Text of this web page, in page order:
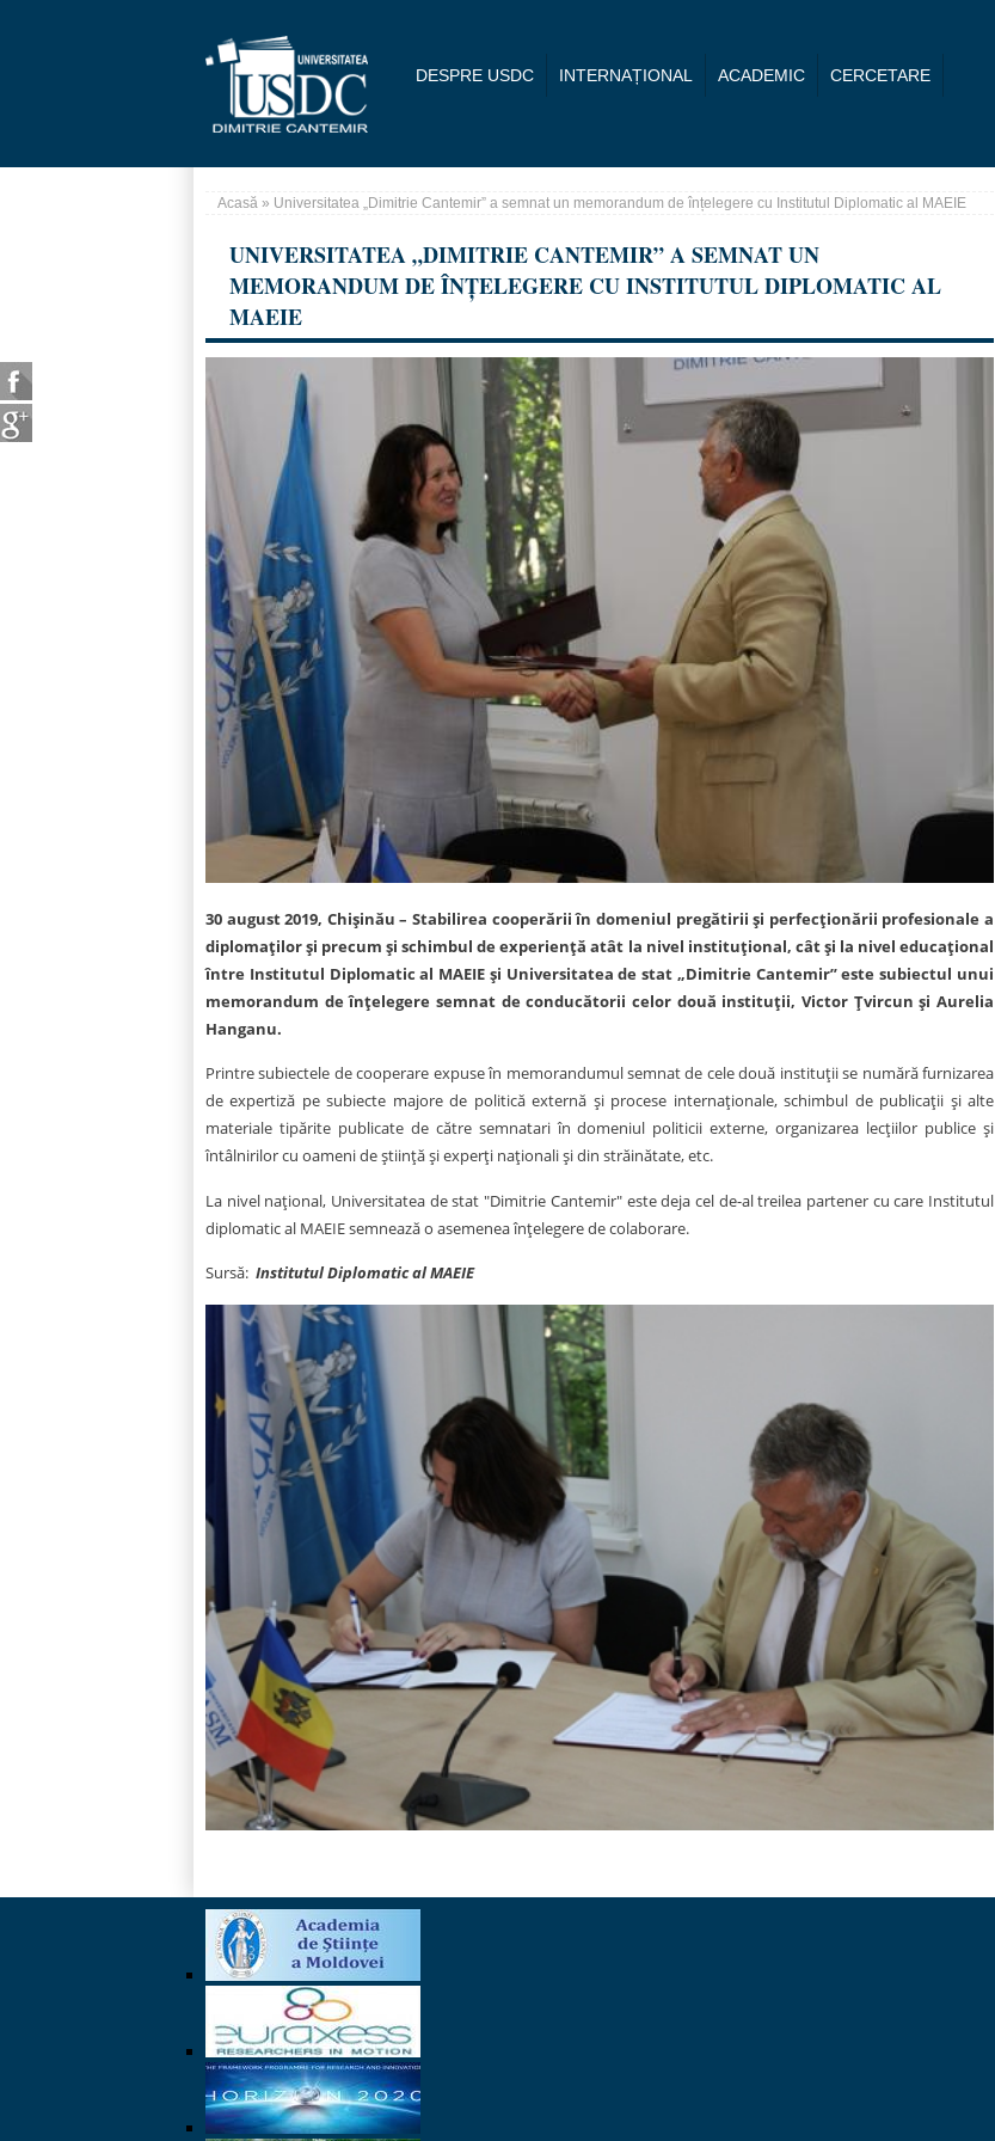
DESPRE USDC INTERNAȚIONAL ACADEMIC CERCETARE
Acasă » Universitatea „Dimitrie Cantemir” a semnat un memorandum de înțelegere cu Institutul Diplomatic al MAEIE
UNIVERSITATEA „DIMITRIE CANTEMIR” A SEMNAT UN
MEMORANDUM DE ÎNȚELEGERE CU INSTITUTUL DIPLOMATIC AL
MAEIE
30 august 2019, Chișinău–Stabilirea cooperării în domeniul pregătirii și perfecționării profesionale a
diplomaților și precum și schimbul de experiență atât la nivel instituțional, cât și la nivel educațional
între Institutul Diplomatic al MAEIE și Universitatea de stat „Dimitrie Cantemir” este subiectul unui
memorandum de înțelegere semnat de conducătorii celor două instituții, Victor Țvircun și Aurelia
Hanganu.
Printre subiectele de cooperare expuse în memorandumul semnat de cele două instituții se numără furnizarea
de expertiză pe subiecte majore de politică externă şi procese internaţionale, schimbul de publicații și alte
materiale tipărite publicate de către semnatari în domeniul politicii externe, organizarea lecţiilor publice şi
întâlnirilor cu oameni de ştiinţă şi experţi naţionali şi din străinătate, etc.
La nivel național, Universitatea de stat "Dimitrie Cantemir" este deja cel de-al treilea partener cu care Institutul
diplomatic al MAEIE semnează o asemenea înțelegere de colaborare.
Sursă: Institutul Diplomatic al MAEIE